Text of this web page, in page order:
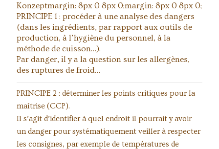
Konzeptmargin: 8px 0 8px 0;margin: 8px 0 8px 0;
PRINCIPE 1 : procéder à une analyse des dangers
(dans les ingrédients, par rapport aux outils de
production, à l’hygiène du personnel, à la
méthode de cuisson…).
Par danger, il y a la question sur les allergènes,
des ruptures de froid…
PRINCIPE 2 : déterminer les points critiques pour la
maîtrise (CCP).
Il s’agit d’identifier à quel endroit il pourrait y avoir
un danger pour systématiquement veiller à respecter
les consignes, par exemple de températures de